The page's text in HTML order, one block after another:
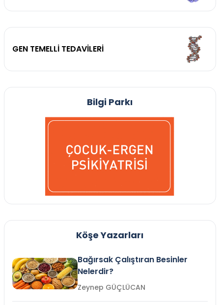
GEN TEMELLİ TEDAVİLERİ
Bilgi Parkı
Köşe Yazarları
Bağırsak Çalıştıran Besinler
Nelerdir?
Zeynep GÜÇLÜCAN